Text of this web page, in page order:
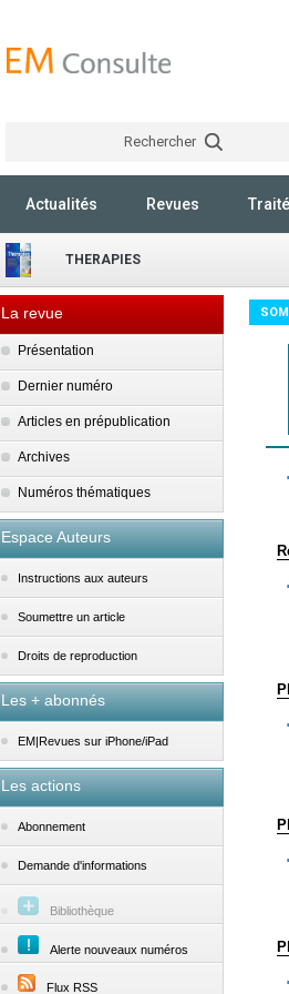
Rechercher
Actualités Revues
THERAPIES
La revue
Présentation
Dernier numéro
Articles en prépublication
Archives
Numéros thématiques
Espace Auteurs
Instructions aux auteurs
Soumettre un article
Droits de reproduction
Les + abonnés
EM|Revues sur iPhone/iPad
Les actions
Abonnement
Demande d'informations
Bibliothèque
Alerte nouveaux numéros
Flux RSS